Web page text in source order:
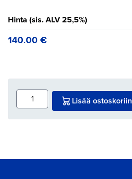
Hinta (sis. ALV 25,5%)
140.00€
Lisää ostoskoriin